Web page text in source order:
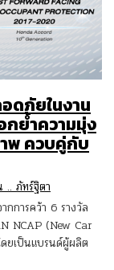
ดภัยในงาน
กย้ำความมุ่ง
พ ควบคู่กับ
.. ภัทร์ฐิตา
กการคว้า 6 รางวัล
NCAP (New Car
เป็นแบรนด์ผู้ผลิต